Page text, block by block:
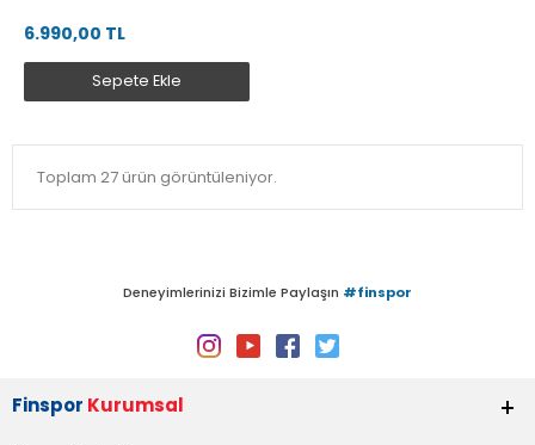
6.990,00 TL
Sepete Ekle
Toplam 27 ürün görüntüleniyor.
Deneyimlerinizi Bizimle Paylaşın #finspor
Finspor Kurumsal